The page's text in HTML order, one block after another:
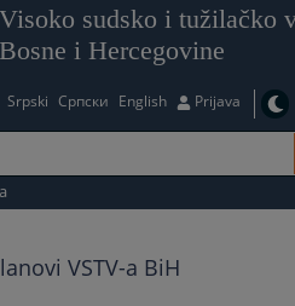
Visoko sudsko i tužilačko
Bosne i Hercegovine
Srpski Српски English Prijava
VSTV-a BiH